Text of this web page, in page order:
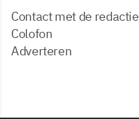
Contact met de redactie
Colofon
Adverteren